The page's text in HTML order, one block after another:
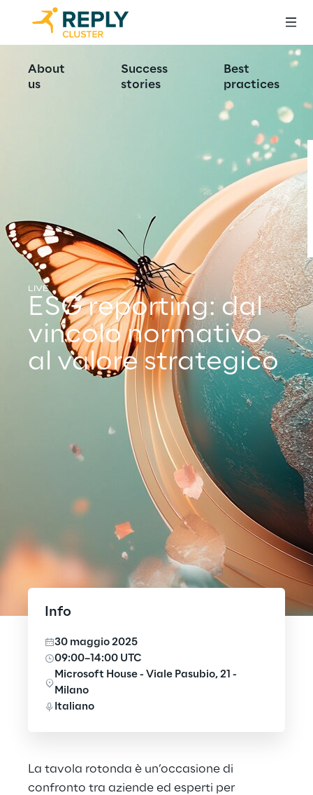
About
us
Success
stories
Best
practices
LIVE
ESG reporting: dal
vincolo normativo
al valore strategico
La tavola rotonda è un’occasione di
confronto tra aziende ed esperti per
Info
30 maggio 2025
09:00–14:00 UTC
Microsoft House - Viale Pasubio, 21 -
Milano
Italiano